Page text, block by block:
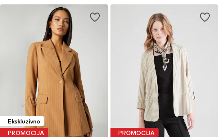
Ekskluzivno
PROMOCIJA
PROMOCIJA